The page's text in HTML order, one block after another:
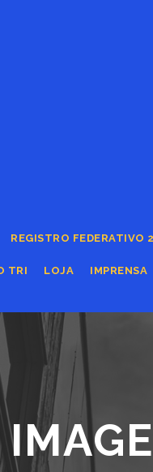
REGISTRO FEDERATIVO
TRI LOJA IMPRENSA